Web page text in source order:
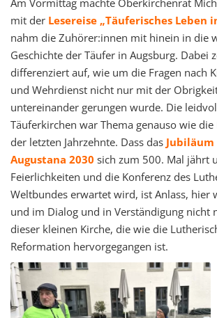
mit der Lesereise „Täuferisches Leben
nahm die Zuhörer:innen mit hinein in die
Geschichte der Täufer in Augsburg. Dabei
differenziert auf, wie um die Fragen nach
und Wehrdienst nicht nur mit der
untereinander gerungen wurde. Die
Täuferkirchen war Thema genauso wie die
der letzten Jahrzehnte. Dass das Jubiläum
Augustana 2030 sich zum 500. Mal jährt
Feierlichkeiten und die Konferenz des
Weltbundes erwartet wird, ist Anlass, hier
und im Dialog und in Verständigung nicht
dieser kleinen Kirche, die wie die
Reformation hervorgegangen ist.